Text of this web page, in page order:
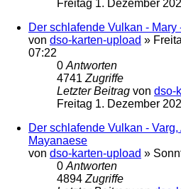
Freitag 1. Dezember
Der schlafende Vulkan -
von dso-karten-upload »
07:22
0Antworten
4741Zugriffe
Letzter Beitrag von dso-
Freitag 1. Dezember
Der schlafende Vulkan -
Mayanaese
von dso-karten-upload »
0Antworten
4894Zugriffe